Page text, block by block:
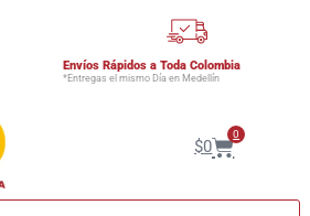
Envíos Rápidos a Toda Colombia
*Entregas el mismo Día en Medellín
$0
0